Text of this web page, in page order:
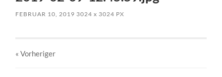
FEBRUAR 10, 2019 3024x 3024 PX
« Vorheriger